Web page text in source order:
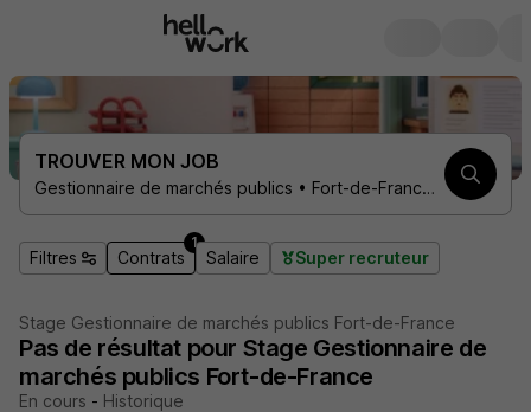
TROUVER MON JOB
Gestionnaire de marchés publics • Fort-de-France 97200 • 1 contrat
Filtres Contrats
1
Salaire Super recruteur
Stage Gestionnaire de marchés publics Fort-de-France
Pas de résultat pour Stage Gestionnaire de
marchés publics Fort-de-France
En cours - Historique